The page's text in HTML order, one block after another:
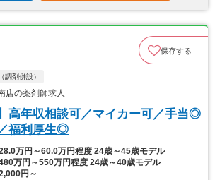
保存する
調剤併設）
の薬剤師求人
高年収相談可／マイカー可／手当◎
福利厚生◎
28.0万円～60.0万円程度 24歳～45歳モデル
480万円～550万円程度 24歳～40歳モデル
円～